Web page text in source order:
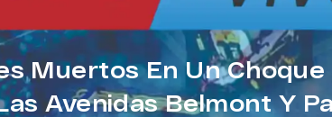
Muertos En Un
Avenidas Belmont Y